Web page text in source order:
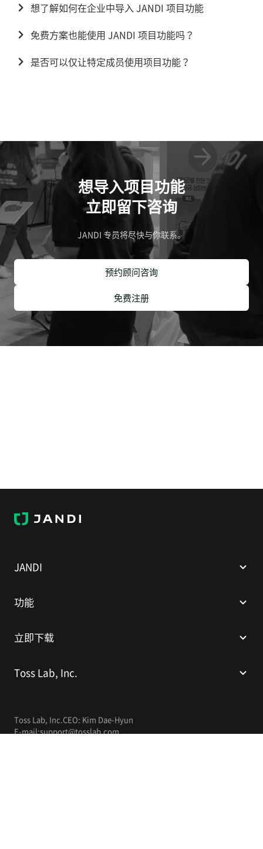
想了解如何在企业中导入 JANDI 项目功能
免费方案也能使用 JANDI 项目功能吗？
是否可以仅让特定成员使用项目功能？
想导入项目功能
立即留下咨询
JANDI 专员将尽快与你联系。
预约顾问咨询
免费注册
J
A
JANDI
功能
立即下载
Toss Lab, Inc.
Toss Lab, Inc.CEO: Kim Dae-Hyun
E-mail:support@tosslab.com